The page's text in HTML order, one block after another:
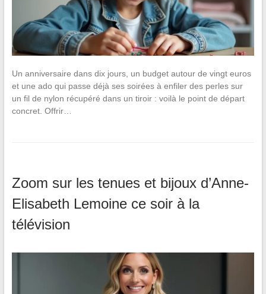
Un anniversaire dans dix jours, un budget autour de vingt euros
et une ado qui passe déjà ses soirées à enfiler des perles sur
un fil de nylon récupéré dans un tiroir : voilà le point de départ
concret. Offrir…
Zoom sur les tenues et bijoux d’Anne-
Elisabeth Lemoine ce soir à la
télévision